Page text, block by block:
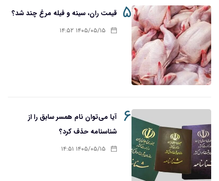
۵ قیمت ران، سینه و فیله مرغ چند شد؟
۱۴۰۵/۰۵/۱۵ ۱۴:۵۲
۶
آیا می‌توان نام همسر سابق را از
شناسنامه حذف کرد؟
۱۴۰۵/۰۵/۱۵ ۱۴:۵۱